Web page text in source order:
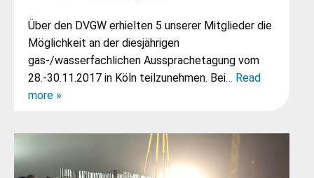
Über den DVGW erhielten 5 unserer Mitglieder die
Möglichkeit an der diesjährigen
gas-/wasserfachlichen Aussprachetagung vom
28.-30.11.2017 in Köln teilzunehmen. Bei… Read
more »